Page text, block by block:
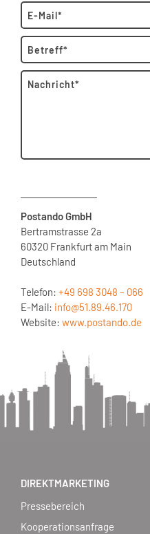
Postando GmbH
Bertramstrasse 2a
60320 Frankfurt am Main
Deutschland
Telefon: +49 698 3048 – 066
E-Mail: info@51.89.46.170
Website: www.postando.de
DIREKTMARKETING
Pressebereich
Kooperationsanfrage